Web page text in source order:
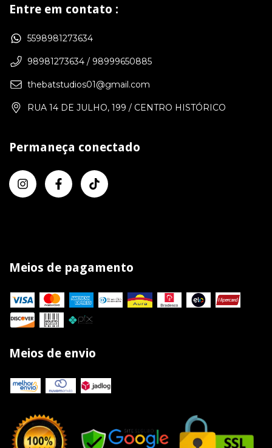
Entre em contato :
5598981273634
98981273634 / 98999650885
thebatstudios01@gmail.com
RUA 14 DE JULHO, 199 / CENTRO HISTÓRICO
Permaneça conectado
Meios de pagamento
Meios de envio